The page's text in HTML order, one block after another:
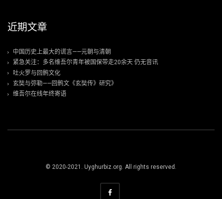
近期文章
中国历史上最大的谎言——元朝与清朝
紧急关注：多名维吾尔青年被国保带走20余天 仍无音讯
吐火罗与回鹘文化
玄奘与弥勒——回鹘文《玄奘传》研究》
维吾尔在线年终寄语
© 2020-2021. Uyghurbiz.org. All rights reserved.